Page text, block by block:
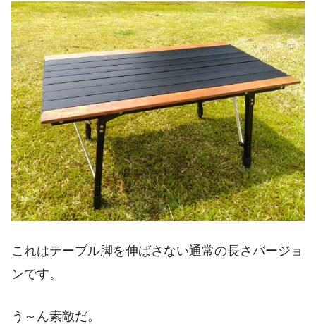
これはテーブル脚を伸ばさない通常の長さバージョ
ンです。
う～ん素敵だ。